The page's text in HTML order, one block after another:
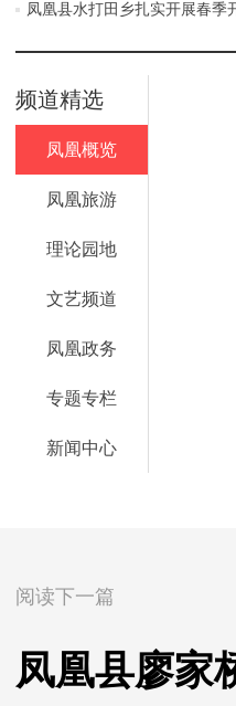
凤凰县水打田乡扎实开展春季
频道精选
凤凰概览
凤凰旅游
理论园地
文艺频道
凤凰政务
专题专栏
新闻中心
阅读下一篇
凤凰县廖家